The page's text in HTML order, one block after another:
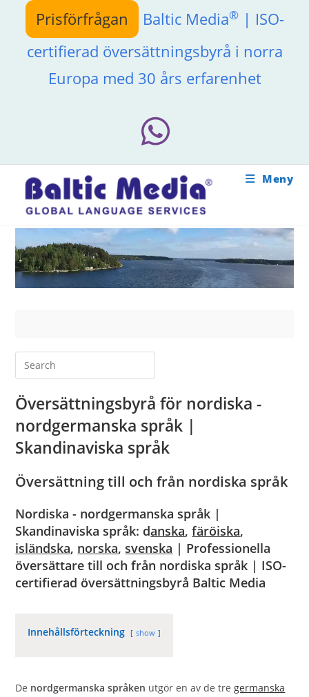
Hoppa
innehållet
Prisförfrågan Baltic Media®| ISO-
certifierad översättningsbyrå i norra
Europa med 30 års erfarenhet
Meny
Översättningsbyrå för nordiska -
nordgermanska språk |
Skandinaviska språk
Översättning till och från nordiska språk
Nordiska - nordgermanska språk |
Skandinaviska språk: danska,färöiska,
isländska, norska,svenska | Professionella
översättare till och från nordiska språk | ISO-
certifierad översättningsbyrå Baltic Media
Innehållsförteckning show
De nordgermanska språken utgör en av de tre germanska